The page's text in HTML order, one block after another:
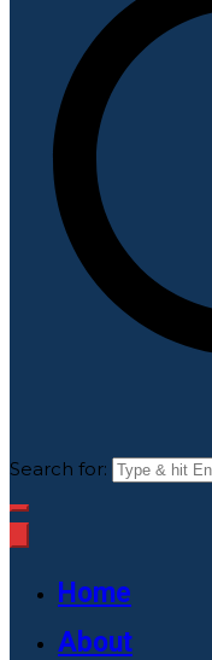
Search for:
Home
About